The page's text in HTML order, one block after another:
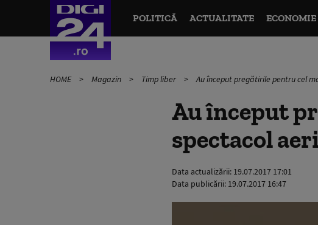
POLITICĂ ACTUALITATE ECONOMIE
HOME Magazin Timp liber Au început pregătirile pentru cel
Au început
spectacol
Data actualizării: 19.07.2017 17:01
Data publicării: 19.07.2017 16:47